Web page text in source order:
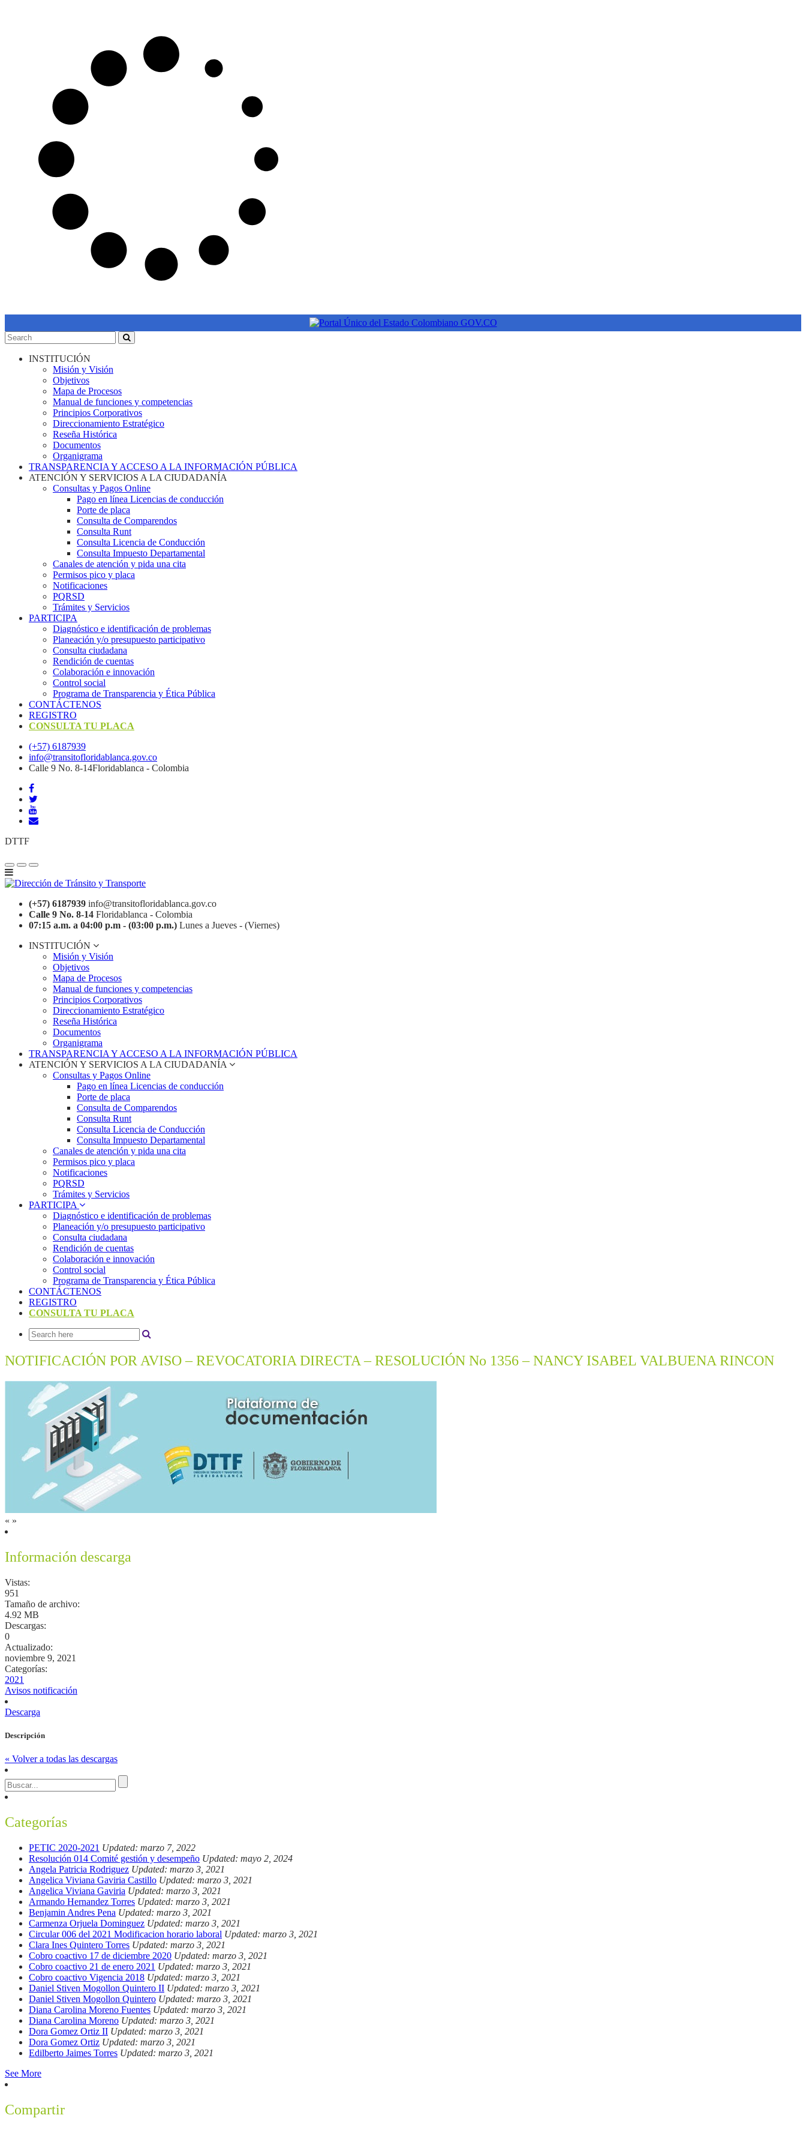
INSTITUCIÓN
Misión y Visión
Objetivos
Mapa de Procesos
Manual de funciones y competencias
Principios Corporativos
Direccionamiento Estratégico
Reseña Histórica
Documentos
Organigrama
TRANSPARENCIA Y ACCESO A LA INFORMACIÓN PÚBLICA
ATENCIÓN Y SERVICIOS A LA CIUDADANÍA
Consultas y Pagos Online
Pago en línea Licencias de conducción
Porte de placa
Consulta de Comparendos
Consulta Runt
Consulta Licencia de Conducción
Consulta Impuesto Departamental
Canales de atención y pida una cita
Permisos pico y placa
Notificaciones
PQRSD
Trámites y Servicios
PARTICIPA
Diagnóstico e identificación de problemas
Planeación y/o presupuesto participativo​
Consulta ciudadana
Rendición de cuentas
Colaboración e innovación
Control social
Programa de Transparencia y Ética Pública
CONTÁCTENOS
REGISTRO
CONSULTA TU PLACA
(+57) 6187939
info@transitofloridablanca.gov.co
Calle 9 No. 8-14Floridablanca - Colombia
DTTF
(+57) 6187939 info@transitofloridablanca.gov.co
Calle 9 No. 8-14 Floridablanca - Colombia
07:15 a.m. a 04:00 p.m - (03:00 p.m.) Lunes a Jueves - (Viernes)
INSTITUCIÓN
Misión y Visión
Objetivos
Mapa de Procesos
Manual de funciones y competencias
Principios Corporativos
Direccionamiento Estratégico
Reseña Histórica
Documentos
Organigrama
TRANSPARENCIA Y ACCESO A LA INFORMACIÓN PÚBLICA
ATENCIÓN Y SERVICIOS A LA CIUDADANÍA
Consultas y Pagos Online
Pago en línea Licencias de conducción
Porte de placa
Consulta de Comparendos
Consulta Runt
Consulta Licencia de Conducción
Consulta Impuesto Departamental
Canales de atención y pida una cita
Permisos pico y placa
Notificaciones
PQRSD
Trámites y Servicios
PARTICIPA
Diagnóstico e identificación de problemas
Planeación y/o presupuesto participativo​
Consulta ciudadana
Rendición de cuentas
Colaboración e innovación
Control social
Programa de Transparencia y Ética Pública
CONTÁCTENOS
REGISTRO
CONSULTA TU PLACA
NOTIFICACIÓN POR AVISO – REVOCATORIA DIRECTA – RESOLUCIÓN No 1356 – NANCY ISABEL VALBUENA RINCON
« »
Información descarga
Vistas:
951
Tamaño de archivo:
4.92 MB
Descargas:
0
Actualizado:
noviembre 9, 2021
Categorías:
2021
Avisos notificación
Descarga
Descripción
« Volver a todas las descargas
Categorías
PETIC 2020-2021 Updated: marzo 7, 2022
Resolución 014 Comité gestión y desempeño Updated: mayo 2, 2024
Angela Patricia Rodriguez Updated: marzo 3, 2021
Angelica Viviana Gaviria Castillo Updated: marzo 3, 2021
Angelica Viviana Gaviria Updated: marzo 3, 2021
Armando Hernandez Torres Updated: marzo 3, 2021
Benjamin Andres Pena Updated: marzo 3, 2021
Carmenza Orjuela Dominguez Updated: marzo 3, 2021
Circular 006 del 2021 Modificacion horario laboral Updated: marzo 3, 2021
Clara Ines Quintero Torres Updated: marzo 3, 2021
Cobro coactivo 17 de diciembre 2020 Updated: marzo 3, 2021
Cobro coactivo 21 de enero 2021 Updated: marzo 3, 2021
Cobro coactivo Vigencia 2018 Updated: marzo 3, 2021
Daniel Stiven Mogollon Quintero II Updated: marzo 3, 2021
Daniel Stiven Mogollon Quintero Updated: marzo 3, 2021
Diana Carolina Moreno Fuentes Updated: marzo 3, 2021
Diana Carolina Moreno Updated: marzo 3, 2021
Dora Gomez Ortiz II Updated: marzo 3, 2021
Dora Gomez Ortiz Updated: marzo 3, 2021
Edilberto Jaimes Torres Updated: marzo 3, 2021
See More
Compartir